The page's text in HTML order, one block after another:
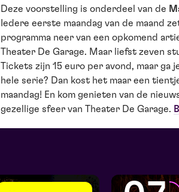
Deze voorstelling is onderdeel van de
Iedere eerste maandag van de maand
programma neer van een opkomend
Theater De Garage. Maar liefst zeven
Tickets zijn 15 euro per avond, maar ga
hele serie? Dan kost het maar een
maandag! En kom genieten van de
gezellige sfeer van Theater De Garage.